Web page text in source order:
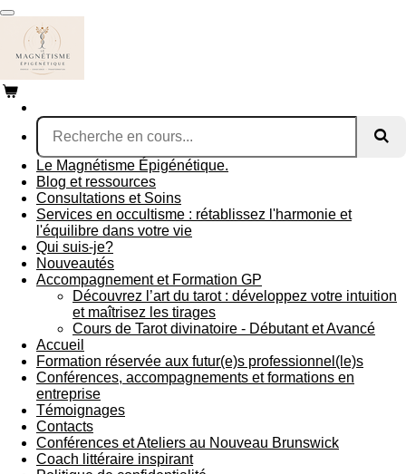
Passer
au
contenu
principal
Le Magnétisme Épigénétique.
Blog et ressources
Consultations et Soins
Services en occultisme : rétablissez l'harmonie et
l'équilibre dans votre vie
Qui suis-je?
Nouveautés
Accompagnement et Formation GP
Découvrez l’art du tarot : développez votre intuition
et maîtrisez les tirages
Cours de Tarot divinatoire - Débutant et Avancé
Accueil
Formation réservée aux futur(e)s professionnel(le)s
Conférences, accompagnements et formations en
entreprise
Témoignages
Contacts
Conférences et Ateliers au Nouveau Brunswick
Coach littéraire inspirant